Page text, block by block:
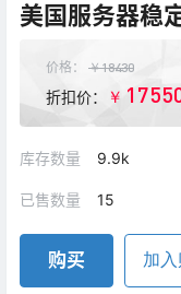
美国服务器稳
价格： ￥18430
折扣价： ￥
库存数量 9.9k
已售数量 15
购买 加